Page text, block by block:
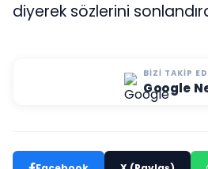
diyerek sözlerini
BIZI TAKIP
Google